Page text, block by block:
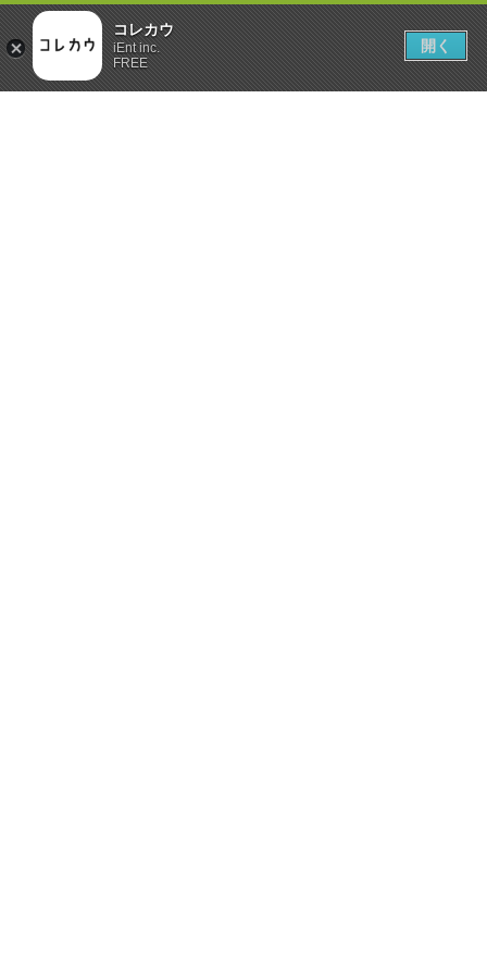
コレカウ
iEnt inc.
FREE
開く